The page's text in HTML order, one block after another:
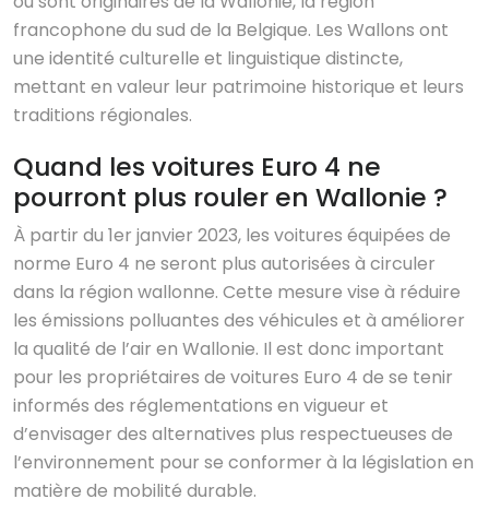
francophone du sud de la Belgique. Les Wallons ont
une identité culturelle et linguistique distincte,
mettant en valeur leur patrimoine historique et leurs
traditions régionales.
Quand les voitures Euro 4 ne
pourront plus rouler en Wallonie ?
À partir du 1er janvier 2023, les voitures équipées de
norme Euro 4 ne seront plus autorisées à circuler
dans la région wallonne. Cette mesure vise à réduire
les émissions polluantes des véhicules et à améliorer
la qualité de l’air en Wallonie. Il est donc important
pour les propriétaires de voitures Euro 4 de se tenir
informés des réglementations en vigueur et
d’envisager des alternatives plus respectueuses de
l’environnement pour se conformer à la législation en
matière de mobilité durable.